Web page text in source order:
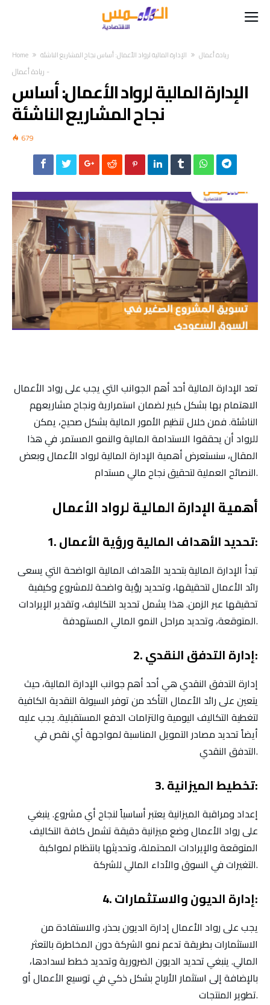
Home ريادة أعمال الإدارة المالية لرواد الأعمال: أساس نجاح المشاريع الناشئة
ريادة أعمال -
الإدارة المالية لرواد الأعمال: أساس
نجاح المشاريع الناشئة
679
تعد الإدارة المالية أحد أهم الجوانب التي يجب على رواد الأعمال
الاهتمام بها بشكل كبير لضمان استمرارية ونجاح مشاريعهم
الناشئة. فمن خلال تنظيم الأمور المالية بشكل صحيح، يمكن
للرواد أن يحققوا الاستدامة المالية والنمو المستمر. في هذا
المقال، سنستعرض أهمية الإدارة المالية لرواد الأعمال وبعض
النصائح العملية لتحقيق نجاح مالي مستدام.
أهمية الإدارة المالية لرواد الأعمال
1. تحديد الأهداف المالية ورؤية الأعمال:
تبدأ الإدارة المالية بتحديد الأهداف المالية الواضحة التي يسعى
رائد الأعمال لتحقيقها، وتحديد رؤية واضحة للمشروع وكيفية
تحقيقها عبر الزمن. هذا يشمل تحديد التكاليف، وتقدير الإيرادات
المتوقعة، وتحديد مراحل النمو المالي المستهدفة.
2. إدارة التدفق النقدي:
إدارة التدفق النقدي هي أحد أهم جوانب الإدارة المالية، حيث
يتعين على رائد الأعمال التأكد من توفر السيولة النقدية الكافية
لتغطية التكاليف اليومية والتزامات الدفع المستقبلية. يجب عليه
أيضاً تحديد مصادر التمويل المناسبة لمواجهة أي نقص في
التدفق النقدي.
3. تخطيط الميزانية:
إعداد ومراقبة الميزانية يعتبر أساسياً لنجاح أي مشروع. ينبغي
على رواد الأعمال وضع ميزانية دقيقة تشمل كافة التكاليف
المتوقعة والإيرادات المحتملة، وتحديثها بانتظام لمواكبة
التغيرات في السوق والأداء المالي للشركة.
4. إدارة الديون والاستثمارات:
يجب على رواد الأعمال إدارة الديون بحذر، والاستفادة من
الاستثمارات بطريقة تدعم نمو الشركة دون المخاطرة بالتعثر
المالي. ينبغي تحديد الديون الضرورية وتحديد خطط لسدادها،
بالإضافة إلى استثمار الأرباح بشكل ذكي في توسيع الأعمال أو
تطوير المنتجات.